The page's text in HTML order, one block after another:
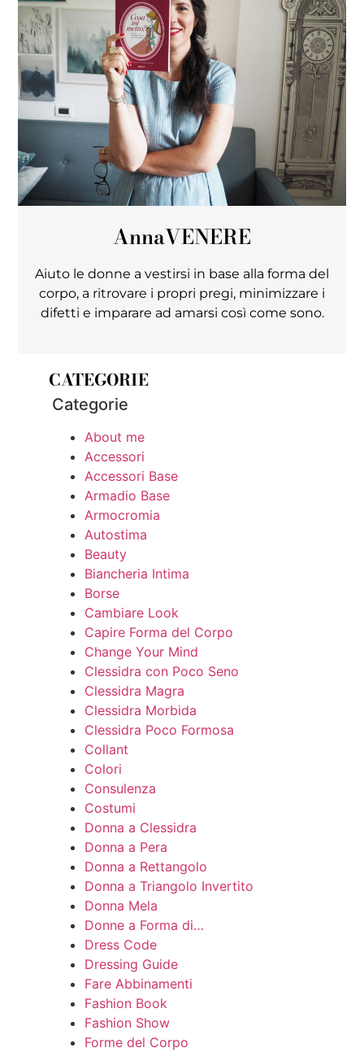
AnnaVENERE
Aiuto le donne a vestirsi in base alla forma del
corpo, a ritrovare i propri pregi, minimizzare i
difetti e imparare ad amarsi così come sono.
CATEGORIE
Categorie
About me
Accessori
Accessori Base
Armadio Base
Armocromia
Autostima
Beauty
Biancheria Intima
Borse
Cambiare Look
Capire Forma del Corpo
Change Your Mind
Clessidra con Poco Seno
Clessidra Magra
Clessidra Morbida
Clessidra Poco Formosa
Collant
Colori
Consulenza
Costumi
Donna a Clessidra
Donna a Pera
Donna a Rettangolo
Donna a Triangolo Invertito
Donna Mela
Donne a Forma di…
Dress Code
Dressing Guide
Fare Abbinamenti
Fashion Book
Fashion Show
Forme del Corpo